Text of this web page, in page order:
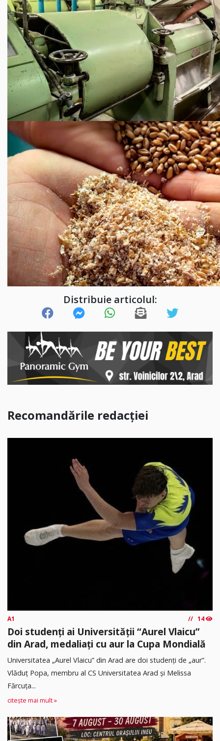
Distribuie articolul:
Recomandările redacției
A1 14
Doi studenți ai Universității “Aurel Vlaicu”
din Arad, medaliați cu aur la Cupa Mondială
Universitatea „Aurel Vlaicu” din Arad are doi studenți de „aur”.
Vlăduț Popa, membru al CS Universitatea Arad și Melissa
Fărcuța...
citește mai mult »